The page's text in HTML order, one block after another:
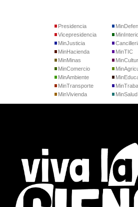
Presidencia
Vicepresidencia
MinJusticia
MinHacienda
MinMinas
MinComercio
MinTIC
MinAmbiente
MinTransporte
MinVivienda
MinSalud